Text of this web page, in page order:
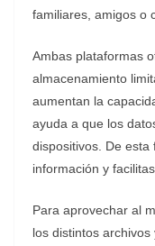
familiares, amigos o
Ambas plataformas
almacenamiento
aumentan la
ayuda a que los
dispositivos. De
información y
Para aprovechar al
los distintos archivos